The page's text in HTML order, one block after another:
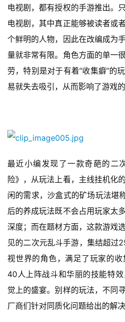
游
戏
业
界
手
机
游
单
机
戏
休
闲
游
戏
2
2
5
第
电视剧，都有授权的手游推出。
电视剧，其中真正能够被读者或
个鲜明的人物，因此在改编成为
量就非常有限。角色方面的单一
劳，特别是对于有着“收集癖”的
易就失去吸引，从而影响了游戏的
最近小编发现了一款奇葩的二
险》，从玩法上看，主线挂机化
闲的需求，沙盒式的矿场玩法堪
后的养成玩法既不会占用玩家太
深度；而在题材方面，这款游戏
见的二次元乱斗手游，集结超过
视世界的角色，满足了玩家的
40人上阵战斗和华丽的技能特
觉上的盛宴。别样的玩法，不同
厂商们针对同质化问题给出的解决